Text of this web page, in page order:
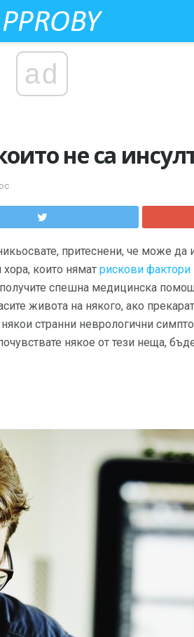
ad
не са
притеснени, че може да
които нямат рискови фактори
спешна медицинска
живота на някого, ако
странни неврологични
някое от тези неща,